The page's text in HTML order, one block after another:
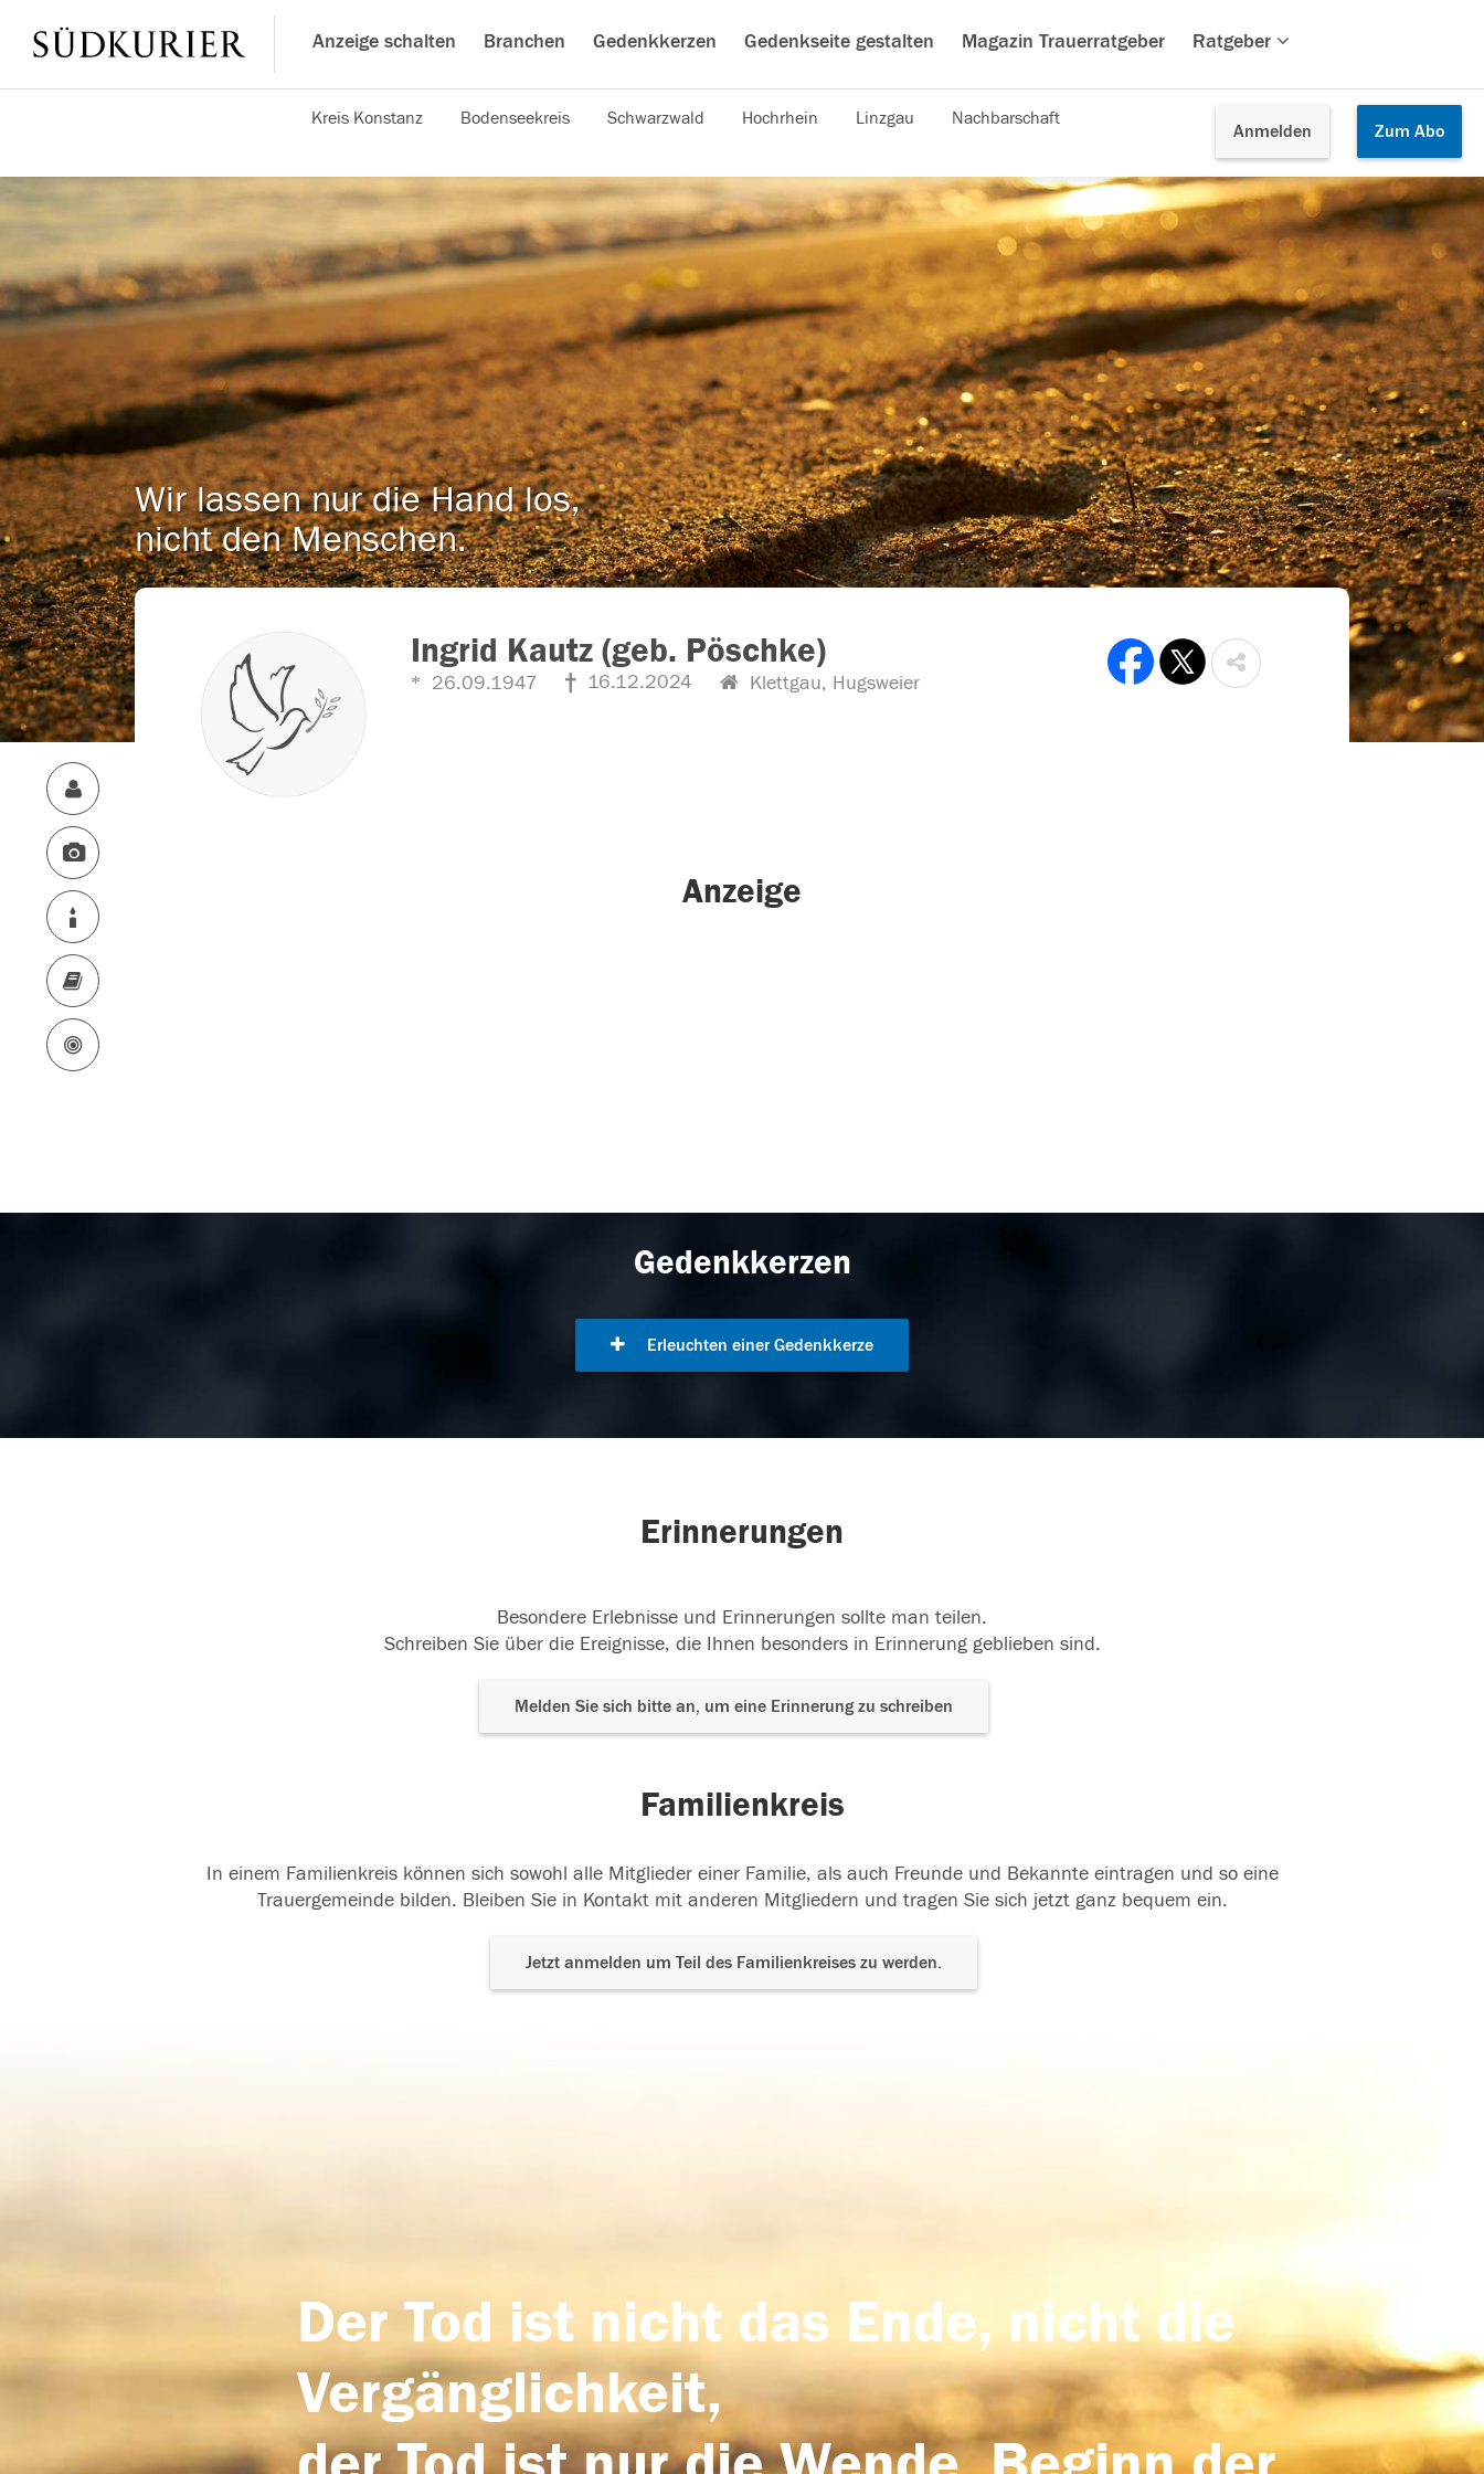
Anzeige schalten Branchen Gedenkkerzen Gedenkseite gestalten Magazin Trauerratgeber Ratgeber
Anmelden Zum Abo
Kreis Konstanz Bodenseekreis Schwarzwald Hochrhein Linzgau Nachbarschaft
Wir lassen nur die Hand los,
nicht den Menschen.
Ingrid Kautz (geb. Pöschke)
26.09.1947 16.12.2024 Klettgau, Hugsweier
Anzeige
Gedenkkerzen
Erleuchten einer Gedenkkerze
Erinnerungen
Besondere Erlebnisse und Erinnerungen sollte man teilen.
Schreiben Sie über die Ereignisse, die Ihnen besonders in Erinnerung geblieben sind.
Melden Sie sich bitte an, um eine Erinnerung zu schreiben
Familienkreis
In einem Familienkreis können sich sowohl alle Mitglieder einer Familie, als auch Freunde und Bekannte eintragen und so eine
Trauergemeinde bilden. Bleiben Sie in Kontakt mit anderen Mitgliedern und tragen Sie sich jetzt ganz bequem ein.
Jetzt anmelden um Teil des Familienkreises zu werden.
Der Tod ist nicht das Ende, nicht die
Vergänglichkeit,